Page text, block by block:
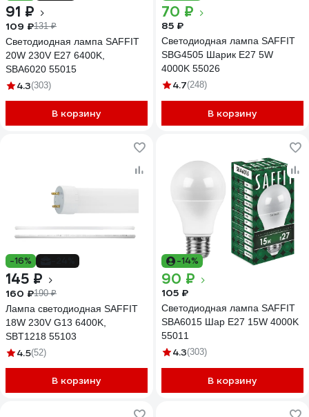
91 ₽
109 ₽131 ₽
Светодиодная лампа SAFFIT
20W 230V E27 6400K,
SBA6020 55015
4.3(303)
В корзину
70 ₽
85 ₽
Светодиодная лампа SAFFIT
SBG4505 Шарик E27 5W
4000K 55026
4.7(248)
В корзину
-16%
145 ₽
160 ₽190 ₽
Лампа светодиодная SAFFIT
18W 230V G13 6400K,
SBT1218 55103
4.5(52)
В корзину
-14%
90 ₽
105 ₽
Светодиодная лампа SAFFIT
SBA6015 Шар E27 15W 4000K
55011
4.3(303)
В корзину